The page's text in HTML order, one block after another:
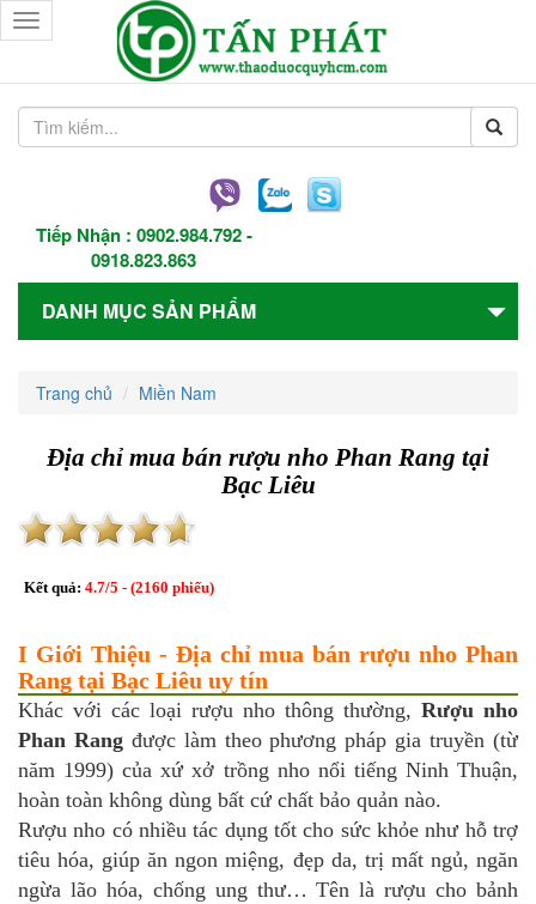
Tiếp Nhận : 0902.984.792-
0918.823.863
Toggle
navigation
DANH MỤC SẢN PHẨM
Trang chủ Miền Nam
Địa chỉ mua bán rượu nho Phan Rang tại
Bạc Liêu
Kết quả: 4.7/5 - (2160 phiếu)
I Giới Thiệu - Địa chỉ mua bán rượu nho Phan
Rang tại Bạc Liêu uy tín
Khác với các loại rượu nho thông thường, Rượu nho
Phan Rangđược làm theo phương pháp gia truyền (từ
năm 1999) của xứ xở trồng nho nổi tiếng Ninh Thuận,
hoàn toàn không dùng bất cứ chất bảo quản nào.
Rượu nho có nhiều tác dụng tốt cho sức khỏe như hỗ trợ
tiêu hóa, giúp ăn ngon miệng, đẹp da, trị mất ngủ, ngăn
ngừa lão hóa, chống ung thư… Tên là rượu cho bảnh